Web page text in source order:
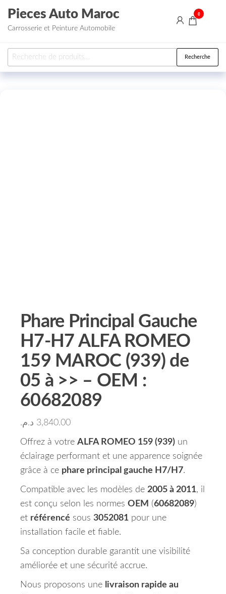
Aller au contenu
Pieces Auto Maroc
Carrosserie et Peinture Automobile
0
Recherche pour : Recherche
Phare Principal Gauche
H7-H7 ALFA ROMEO
159 MAROC (939) de
05 à >> – OEM :
60682089
3,840.00 د.م.
Offrez à votre ALFA ROMEO 159 (939) un
éclairage performant et une apparence soignée
grâce à ce phare principal gauche H7/H7.
Compatible avec les modèles de 2005 à 2011, il
est conçu selon les normes OEM (60682089)
et référencé sous 3052081 pour une
installation facile et fiable.
Sa conception durable garantit une visibilité
améliorée et une sécurité accrue.
Nous proposons une livraison rapide au